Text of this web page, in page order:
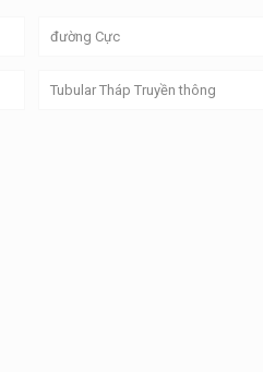
đường Cực
Tubular Tháp Truyền thông